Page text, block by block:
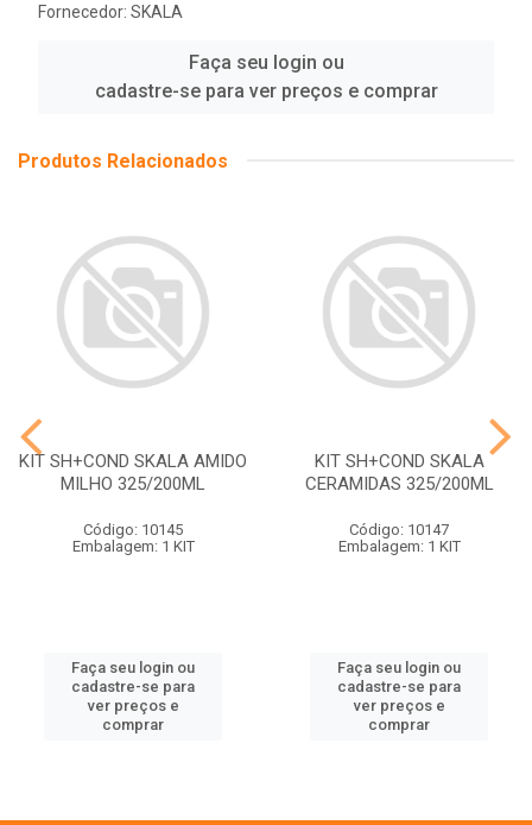
Fornecedor: SKALA
Faça seu login ou
cadastre-se para ver preços e comprar
Produtos Relacionados
KIT SH+COND SKALA AMIDO
MILHO 325/200ML
Código: 10145
Embalagem: 1 KIT
Faça seu login ou
cadastre-se para
ver preços e
comprar
KIT SH+COND SKALA
CERAMIDAS 325/200ML
Código: 10147
Embalagem: 1 KIT
Faça seu login ou
cadastre-se para
ver preços e
comprar